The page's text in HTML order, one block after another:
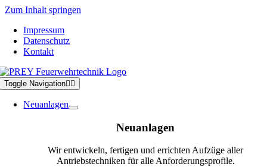
Zum Inhalt springen
Impressum
Datenschutz
Kontakt
Toggle Navigation
Neuanlagen
Neuanlagen
Wir entwickeln, fertigen und errichten Aufzüge aller
Antriebstechniken für alle Anforderungsprofile.